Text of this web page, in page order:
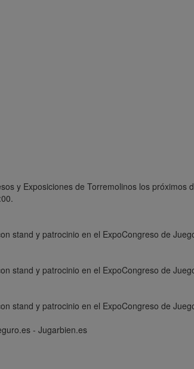
y Exposiciones de Torremolinos los próximos
- Jugarbien.es